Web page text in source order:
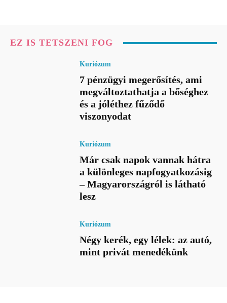
EZ IS TETSZENI FOG
Kuriózum
7 pénzügyi megerősítés, ami
megváltoztathatja a bőséghez
és a jóléthez fűződő
viszonyodat
Kuriózum
Már csak napok vannak hátra
a különleges napfogyatkozásig
– Magyarországról is látható
lesz
Kuriózum
Négy kerék, egy lélek: az autó,
mint privát menedékünk